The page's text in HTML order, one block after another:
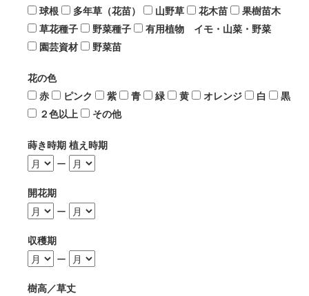
球根
多年草（花苗） 山野草 花木苗
果樹苗木
草花種子
野菜種子
有用植物 イモ・山菜・野菜
園芸資材
野菜苗
花の色
赤
ピンク 紫 青 緑 黄 オレンジ 白
黒
２色以上
その他
蒔き時期 植え時期
ー
開花期
ー
収穫期
ー
樹高／草丈